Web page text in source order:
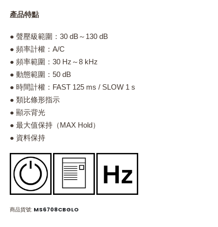
the
gallery
of
images
gallery
產品特點
● 聲壓級範圍：30 dB～130 dB
● 頻率計權：A/C
● 頻率範圍：30 Hz～8 kHz
● 動態範圍：50 dB
● 時間計權：FAST 125 ms / SLOW 1 s
● 類比條形指示
● 顯示背光
● 最大值保持（MAX Hold）
● 資料保持
商品貨號 MS6708CBGLO